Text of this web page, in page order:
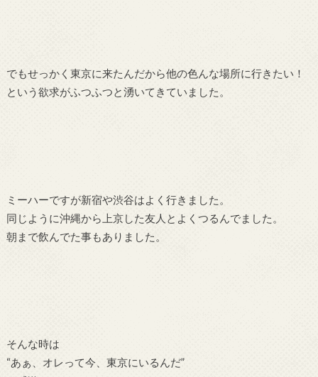
でもせっかく東京に来たんだから他の色んな場所に行きたい！
という欲求がふつふつと湧いてきていました。
ミーハーですが新宿や渋谷はよく行きました。
同じように沖縄から上京した友人とよくつるんでました。
朝まで飲んでた事もありました。
そんな時は
“あぁ、オレって今、東京にいるんだ”